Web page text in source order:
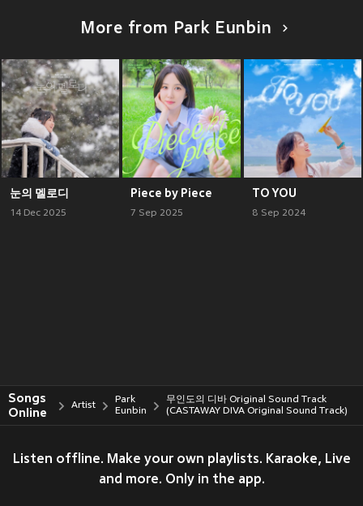
More from Park Eunbin
눈의 멜로디
14 Dec 2025
Piece by Piece
7 Sep 2025
TO YOU
8 Sep 2024
Songs
Online
Artist
Park
Eunbin
무인도의 디바 Original Sound Track
(CASTAWAY DIVA Original Sound Track)
Listen offline. Make your own playlists. Karaoke, Live
and more. Only in the app.